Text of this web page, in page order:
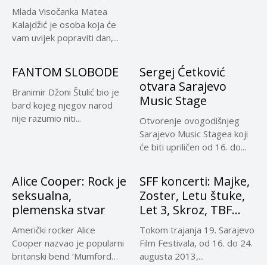
Mlada Visočanka Matea
Kalajdžić je osoba koja će
vam uvijek popraviti dan,...
FANTOM SLOBODE
Branimir Džoni Štulić bio je
bard kojeg njegov narod
nije razumio niti...
Sergej Ćetković
otvara Sarajevo
Music Stage
Otvorenje ovogodišnjeg
Sarajevo Music Stagea koji
će biti upriličen od 16. do...
Alice Cooper: Rock je
seksualna,
plemenska stvar
Američki rocker Alice
Cooper nazvao je popularni
britanski bend ‘Mumford
SFF koncerti: Majke,
Zoster, Letu štuke,
Let 3, Skroz, TBF…
Tokom trajanja 19. Sarajevo
Film Festivala, od 16. do 24.
augusta 2013,...